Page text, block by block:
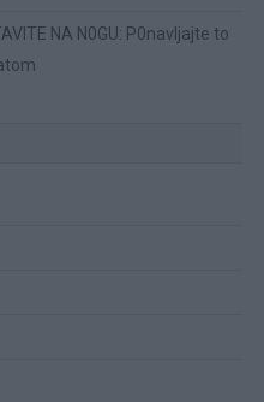
NA N0GU: P0navljajte to